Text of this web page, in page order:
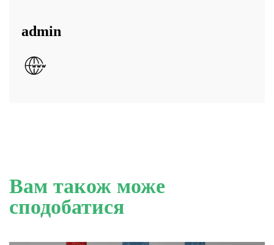
admin
Вам також може
сподобатися